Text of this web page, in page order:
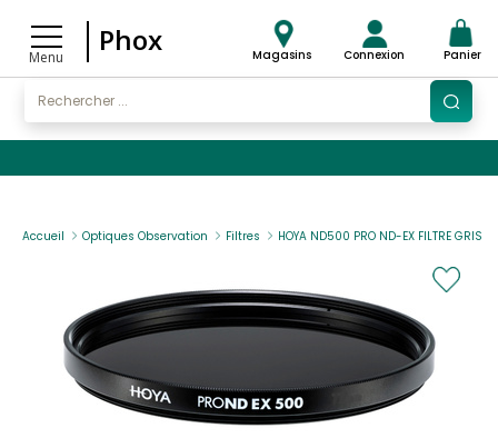
Menu
Phox Magasins Connexion Panier
Accueil Optiques Observation Filtres HOYA ND500 PRO ND-EX FILTRE GRIS